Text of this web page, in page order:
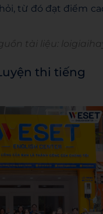
từ đó đạt điểm
tài liệu:
thi tiếng